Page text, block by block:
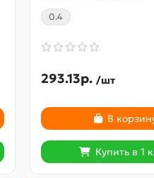
0.4
293.13р. /шт
В
Купить в 1